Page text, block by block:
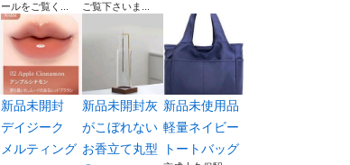
ールをご覧く...
ご覧下さいま...
新品未開封
デイジーク
メルティング
新品未開封灰
がこぼれない
お香立て丸型
新品未使用品
軽量ネイビー
トートバッグ